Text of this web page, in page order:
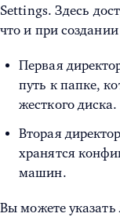
Settings. Здесь
что и при создании
Первая
путь к папке,
жесткого диска.
Вторая
хранятся
машин.
Вы можете